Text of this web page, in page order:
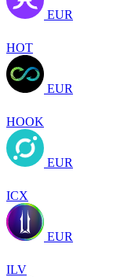
EUR
HOT
EUR
HOOK
EUR
ICX
EUR
ILV